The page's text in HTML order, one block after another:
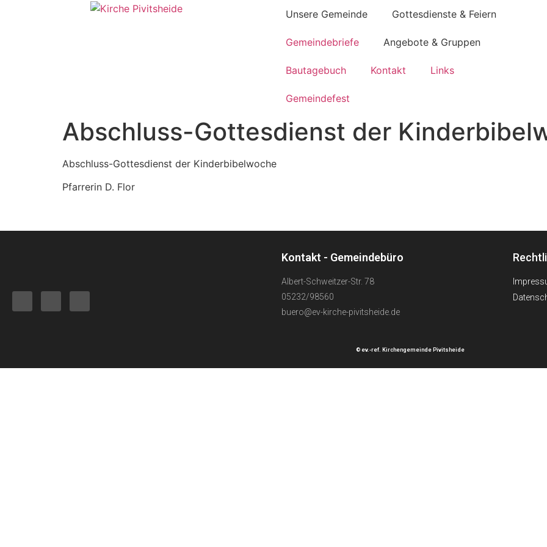
Unsere Gemeinde Gottesdienste & Feiern
Gemeindebriefe Angebote & Gruppen
Bautagebuch Kontakt Links
Gemeindefest
Abschluss-Gottesdienst der
Abschluss-Gottesdienst der Kinderbibelwoche
Pfarrerin D. Flor
Kontakt - Gemeindebüro
Albert-Schweitzer-Str. 78
05232/98560
buero@ev-kirche-pivitsheide.de
© ev.-ref. Kirchengemeinde Pivitsheide